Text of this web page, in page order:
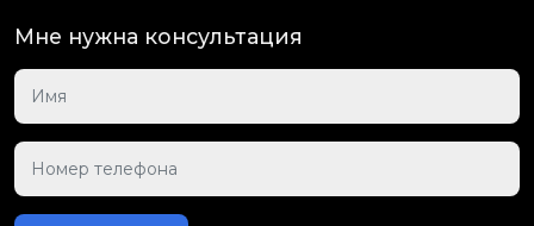
Мне нужна консультация